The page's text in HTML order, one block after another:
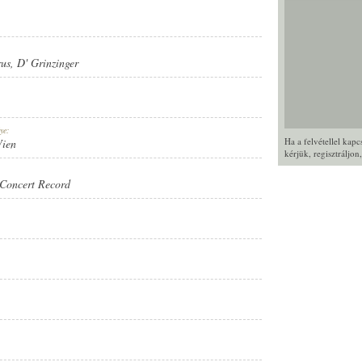
Ha a felvétellel
kérjük, regisztráljon
, D' Grinzinger
Record